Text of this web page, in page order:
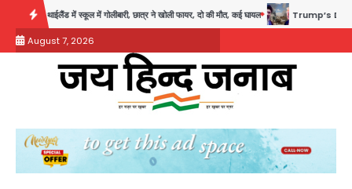
content
में गोलीबारी, छात्र ने खोली फायर, दो की मौत, कई घायल Trump’s Dual Crisis: ईरान युद्ध
August 7, 2026